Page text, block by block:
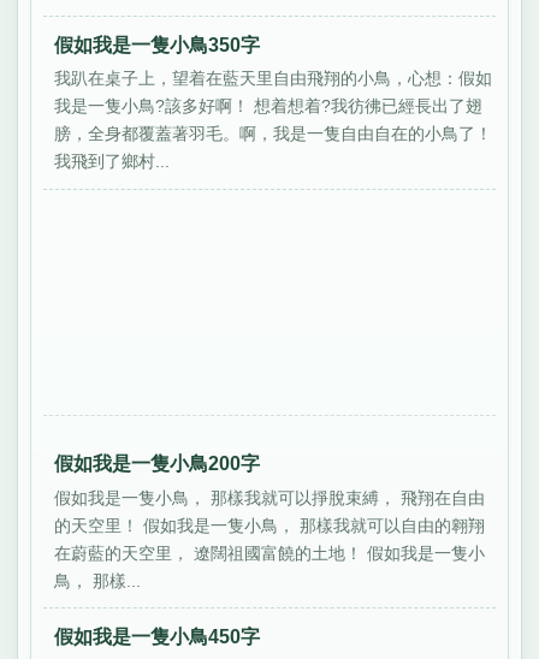
假如我是一隻小鳥350字
我趴在桌子上，望着在藍天里自由飛翔的小鳥，心想：假如
我是一隻小鳥?該多好啊！ 想着想着?我彷彿已經長出了翅
膀，全身都覆蓋著羽毛。啊，我是一隻自由自在的小鳥了！
我飛到了鄉村...
假如我是一隻小鳥200字
假如我是一隻小鳥， 那樣我就可以掙脫束縛， 飛翔在自由
的天空里！ 假如我是一隻小鳥， 那樣我就可以自由的翱翔
在蔚藍的天空里， 遼闊祖國富饒的土地！ 假如我是一隻小
鳥， 那樣...
假如我是一隻小鳥450字